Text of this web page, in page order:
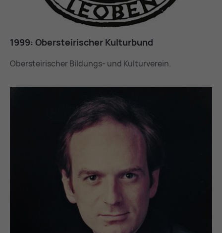
1999: Ober­stei­ri­scher Kul­tur­bund
Obersteirischer Bildungs- und Kulturverein.